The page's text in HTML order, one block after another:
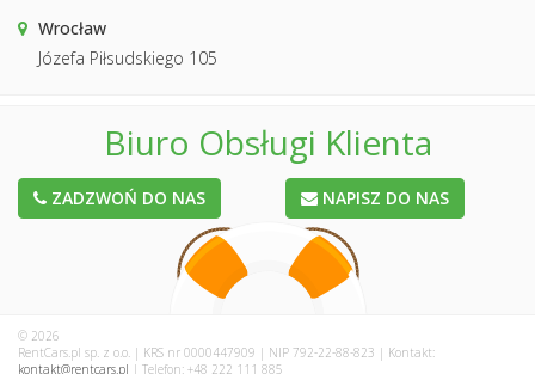
Wrocław
Józefa Piłsudskiego 105
Biuro Obsługi Klienta
ZADZWOŃ DO NAS NAPISZ DO NAS
© 2026
RentCars.pl sp. z o.o. | KRS nr 0000447909 | NIP 792-22-88-823 | Kontakt:
kontakt@rentcars.pl | Telefon: +48 222 111 885